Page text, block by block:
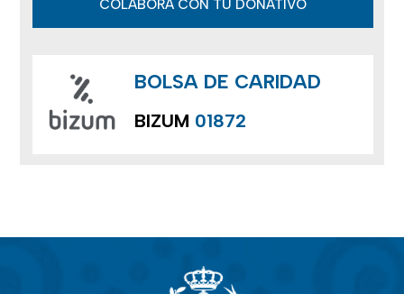
COLABORA CON TU DONATIVO
BOLSA DE CARIDAD
BIZUM 01872